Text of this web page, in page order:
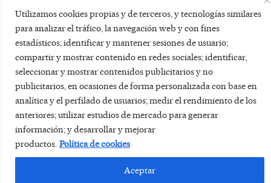
Utilizamos cookies propias y de terceros, y tecnologías similares
para analizar el tráfico, la navegación web y con fines
estadísticos; identificar y mantener sesiones de usuario;
compartir y mostrar contenido en redes sociales; identificar,
seleccionar y mostrar contenidos publicitarios y no
publicitarios, en ocasiones de forma personalizada con base en
analítica y el perfilado de usuarios; medir el rendimiento de los
anteriores; utilizar estudios de mercado para generar
información; y desarrollar y mejorar
productos. Política de cookies
Aceptar